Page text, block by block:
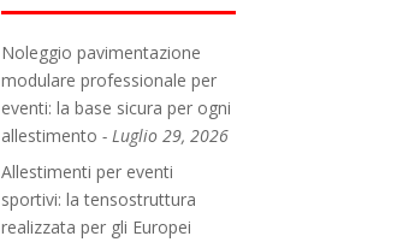
Noleggio pavimentazione
modulare professionale per
eventi: la base sicura per ogni
allestimento
Luglio 29, 2026
Allestimenti per eventi
sportivi: la tensostruttura
realizzata per gli Europei